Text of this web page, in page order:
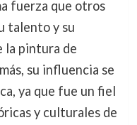
fuerza que otros
talento y su
la pintura de
su influencia se
ya que fue un fiel
y culturales de